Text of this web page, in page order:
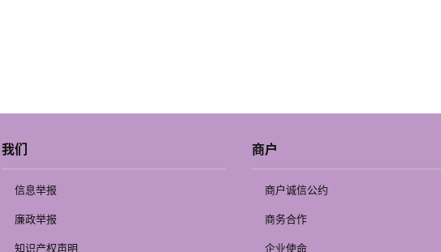
我们
信息举报
廉政举报
知识产权声明
商户
商户诚信公约
商务合作
企业使命